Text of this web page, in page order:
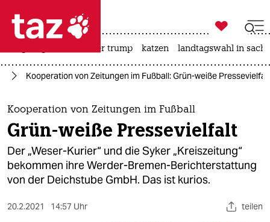
 taz zahl ich
taz zahl ich
themen
politik
öko

taz zahl ich
usa unter trump katzen landtagswahl in
Kooperation von Zeitungen im Fußball: Grün-weiße Presse­vielfalt
Kooperation von Zeitungen im Fußball
Grün-weiße Presse­vielfalt
Der „Weser-Kurier“ und die Syker „Kreis­zeitung“
bekommen ihre Werder-­Bremen-Berichterstattung
von der Deichstube GmbH. Das ist kurios.
20.2.2021 14:57 Uhr teilen